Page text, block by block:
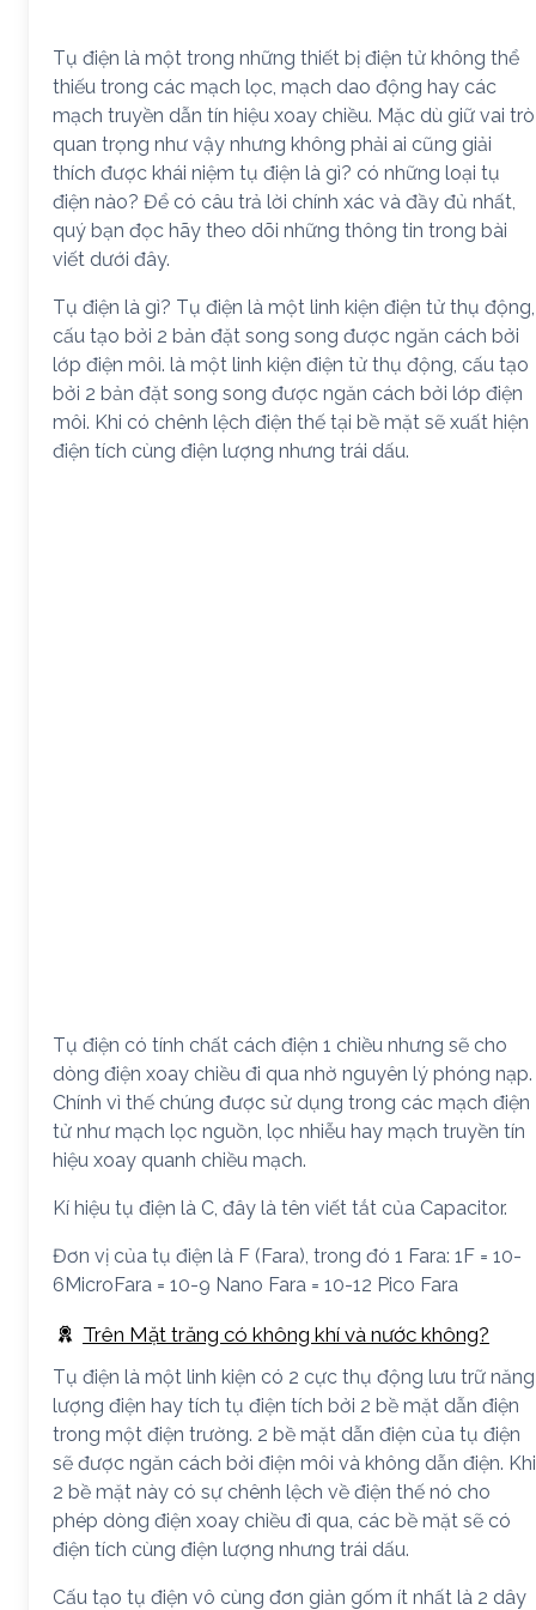
Tụ điện là một trong những thiết bị điện tử không thể
thiếu trong các mạch lọc, mạch dao động hay các
mạch truyền dẫn tín hiệu xoay chiều. Mặc dù giữ vai trò
quan trọng như vậy nhưng không phải ai cũng giải
thích được khái niệm tụ điện là gì? có những loại tụ
điện nào? Để có câu trả lời chính xác và đầy đủ nhất,
quý bạn đọc hãy theo dõi những thông tin trong bài
viết dưới đây.
Tụ điện là gì? Tụ điện là một linh kiện điện tử thụ động,
cấu tạo bởi 2 bản đặt song song được ngăn cách bởi
lớp điện môi. là một linh kiện điện tử thụ động, cấu tạo
bởi 2 bản đặt song song được ngăn cách bởi lớp điện
môi. Khi có chênh lệch điện thế tại bề mặt sẽ xuất hiện
điện tích cùng điện lượng nhưng trái dấu.
Tụ điện có tính chất cách điện 1 chiều nhưng sẽ cho
dòng điện xoay chiều đi qua nhờ nguyên lý phóng nạp.
Chính vì thế chúng được sử dụng trong các mạch điện
tử như mạch lọc nguồn, lọc nhiễu hay mạch truyền tín
hiệu xoay quanh chiều mạch.
Kí hiệu tụ điện là C, đây là tên viết tắt của Capacitor.
Đơn vị của tụ điện là F (Fara), trong đó 1 Fara: 1F = 10-
6MicroFara = 10-9 Nano Fara = 10-12 Pico Fara
Trên Mặt trăng có không khí và nước không?
Tụ điện là một linh kiện có 2 cực thụ động lưu trữ năng
lượng điện hay tích tụ điện tích bởi 2 bề mặt dẫn điện
trong một điện trường. 2 bề mặt dẫn điện của tụ điện
sẽ được ngăn cách bởi điện môi và không dẫn điện. Khi
2 bề mặt này có sự chênh lệch về điện thế nó cho
phép dòng điện xoay chiều đi qua, các bề mặt sẽ có
điện tích cùng điện lượng nhưng trái dấu.
Cấu tạo tụ điện vô cùng đơn giản gốm ít nhất là 2 dây